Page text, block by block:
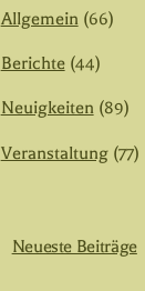
Allgemein(66)
Berichte(44)
Neuigkeiten(89)
Veranstaltung(77)
Neueste Beiträge